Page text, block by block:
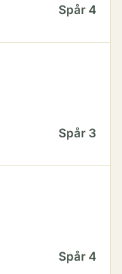
Spår 4
Spår 3
Spår 4